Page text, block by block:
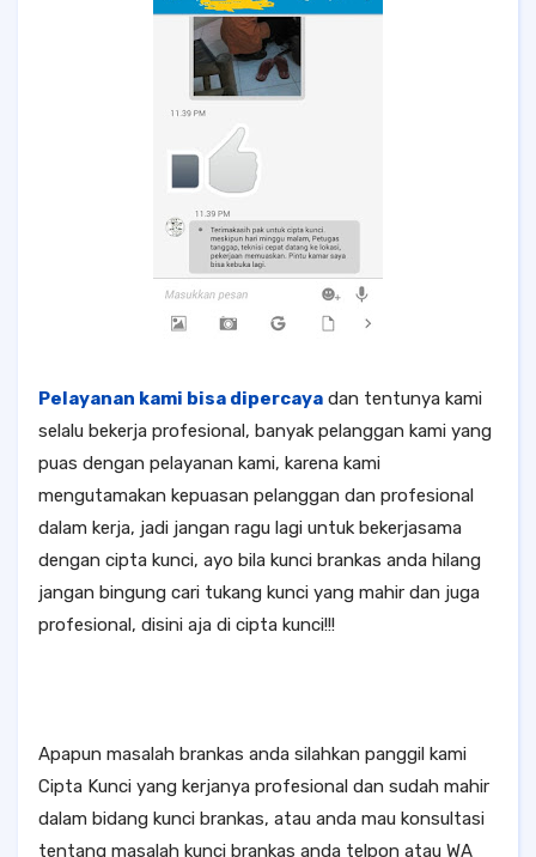
Pelayanan kami bisa dipercaya dan tentunya kami
selalu bekerja profesional, banyak pelanggan kami yang
puas dengan pelayanan kami, karena kami
mengutamakan kepuasan pelanggan dan profesional
dalam kerja, jadi jangan ragu lagi untuk bekerjasama
dengan cipta kunci, ayo bila kunci brankas anda hilang
jangan bingung cari tukang kunci yang mahir dan juga
profesional, disini aja di cipta kunci!!!
Apapun masalah brankas anda silahkan panggil kami
Cipta Kunci yang kerjanya profesional dan sudah mahir
dalam bidang kunci brankas, atau anda mau konsultasi
tentang masalah kunci brankas anda telpon atau WA